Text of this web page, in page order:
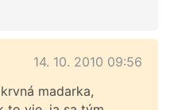
14. 10. 2010 09:56
madarka,